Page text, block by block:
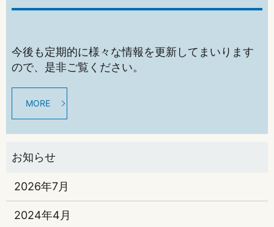
今後も定期的に様々な情報を更新してまいります
ので、是非ご覧ください。
MORE
2026年7月
2024年4月